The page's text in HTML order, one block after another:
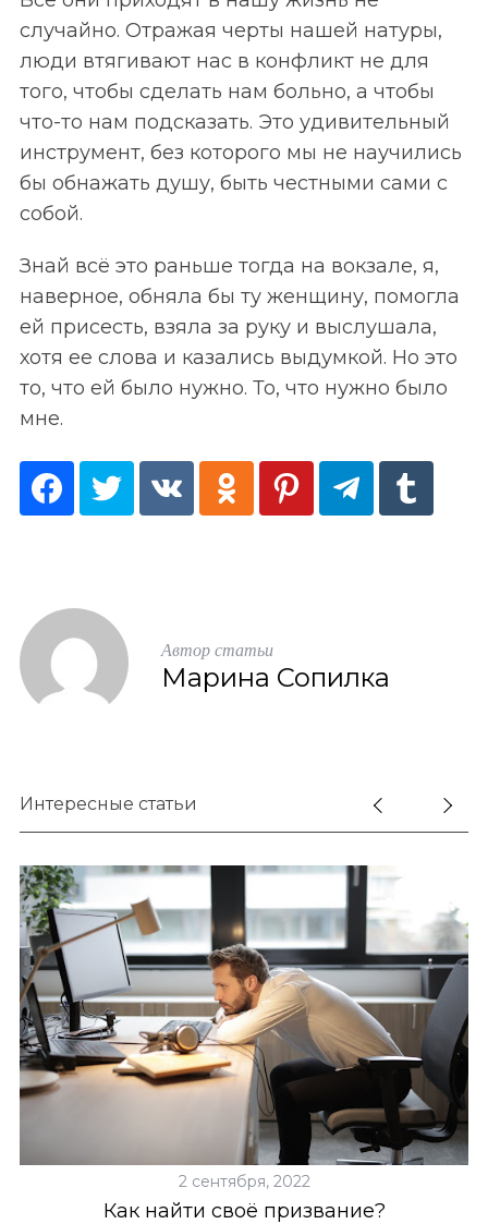
случайно. Отражая черты нашей натуры,
люди втягивают нас в конфликт не для
того, чтобы сделать нам больно, а чтобы
что-то нам подсказать. Это удивительный
инструмент, без которого мы не научились
бы обнажать душу, быть честными сами с
собой.
Знай всё это раньше тогда на вокзале, я,
наверное, обняла бы ту женщину, помогла
ей присесть, взяла за руку и выслушала,
хотя ее слова и казались выдумкой. Но это
то, что ей было нужно. То, что нужно было
мне.
Автор статьи
Марина Сопилка
Интересные статьи
2 сентября, 2022
Как найти своё призвание?
o
r
: